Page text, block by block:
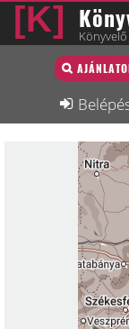
Könyvelő lista
Könyvelési munkák
Képzésnaptár